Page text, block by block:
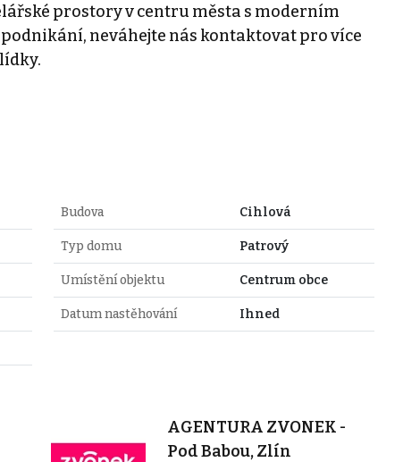
prostory v centru města s moderním
neváhejte nás kontaktovat pro více
Budova Cihlová
Typ domu Patrový
Umístění objektu Centrum obce
Datum nastěhování Ihned
AGENTURA ZVONEK -
Pod Babou, Zlín